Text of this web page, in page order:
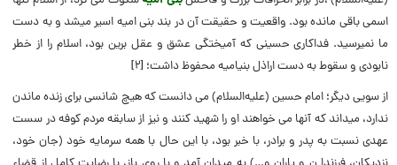
اسمی باقی مانده بود. واقعیت و حقیقت آن در بند بنی امیه اسیر می‏شد و به دست
ما نمی‏رسید. فداکاری حسینی که آمیختگی عشق و عقل برین بود، اسلام را از خطر
نابودی و سقوط به دست اراذل بنی­امیه محفوظ داشت؛ [۲]
از سویی دیگر؛ امام حسین ‏(علیه‌السلام) می ‏دانست که هیچ شانسی برای زنده ماندن
ندارد، می‏داند که آنها می‏ خواهند او را شهید کنند و نیز از سابقه مردم کوفه در سست
عهدی نسبت به پدر و برادر، با خبر بود، با این حال با همه سرمایه خود (جان خود،